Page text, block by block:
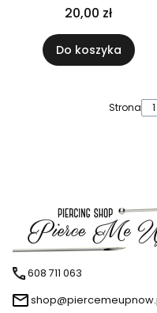
20,00 zł
Do koszyka
Strona
608 711 063